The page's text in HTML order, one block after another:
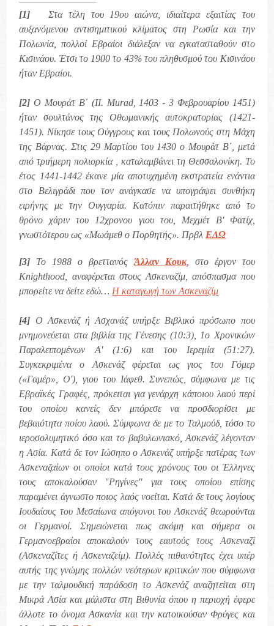
[1]
Στα τέλη του 19ου αιώνα, ιδιαίτερα εξαιτίας του
αυξανόμενου αντισημιτικού κλίματος στη Ρωσία και την
Πολωνία, πολλοί Εβραίοι διάλεξαν να εγκατασταθούν στο
Kισινάου. Έτσι το 1900 το 43% του πληθυσμού του Kισινάου
ήταν Εβραίοι.
[2] Ο Μουράτ Β΄ (II. Murad, 1403 - 3 Φεβρουαρίου 1451)
ήταν σουλτάνος της Οθωμανικής αυτοκρατορίας (1421-
1451). Νίκησε τους Ούγγρους και τους Πολωνούς στη Μάχη
της Βάρνας. Στις 29 Μαρτίου του 1430 ο Μουράτ Β΄, μετά
από τριήμερη πολιορκία , καταλαμβάνει τη Θεσσαλονίκη. Το
έτος 1441-1442 έκανε μία αποτυχημένη εκστρατεία ενάντια
στο Βελιγράδι που τον ανάγκασε να υπογράψει συνθήκη
ειρήνης με την Ουγγαρία. Κατόπιν παραιτήθηκε από το
θρόνο χάριν του 12χρονου γιου του, Μεχμέτ Β' Φατίχ,
γνωστότερου ως «Μωάμεθ ο Πορθητής». Πρβλ ΕΔΩ
[3] Το 1988 ο βρεττανός Άλλαν Κουκ, στο έργον του
Knighthood, αναφέρεται στους Ασκεναζίμ, απόσπασμα που
μπορείτε να δείτε εδώ… Η καταγωγή των Ασκεναζίμ
[4] Ο Ασκενάζ ή Ασχανάζ υπήρξε Βιβλικό πρόσωπο που
μνημονεύεται στα βιβλία της Γένεσης (10:3), 1ο Χρονικών/
Παραλειπομένων Α' (1:6) και του Ιερεμία (51:27).
Συγκεκριμένα ο Ασκενάζ φέρεται ως γιος του Γόμερ
(«Γαμέρ», Ο'), γιου του Ιάφεθ. Συνεπώς, σύμφωνα με τις
Εβραϊκές Γραφές, πρόκειται για γενάρχη κάποιου λαού περί
του οποίου κανείς δεν μπόρεσε να προσδιορίσει με
βεβαιότητα ποίου λαού. Σύμφωνα δε με το Ταλμούδ, τόσο το
ιεροσολυμητικό όσο και το βαβυλωνιακό, Ασκενάζ λέγονταν
η Ασία. Κατά δε τον Ιώσηπο ο Ασκενάζ υπήρξε πατέρας των
Ασκεναζαίων οι οποίοι κατά τους χρόνους του οι Έλληνες
τους αποκαλούσαν "Ρηγίνες" για τους οποίου επίσης
παραμένει άγνωστο ποιος λαός νοείται. Κατά δε τους λογίους
Ιουδαίους του Μεσαίωνα απόγονοι του Ασκενάζ θεωρούνται
οι Γερμανοί. Σημειώνεται πως ακόμη και σήμερα οι
Γερμανοεβραίοι αποκαλούν τους εαυτούς τους Ασκεναζί
(Ασκεναζίτες ή Ασκεναζείμ). Πολλές πιθανότητες έχει υπέρ
αυτής της γνώμης πολλών νεότερων κριτικών που σύμφωνα
με την ταλμουδική παράδοση το Ασκενάζ αναζητείται στη
Μικρά Ασία και μάλιστα στη Βιθυνία όπου η περιοχή έφερε
άλλοτε το όνομα Ασκανία και την κατοικούσαν Φρύγες και